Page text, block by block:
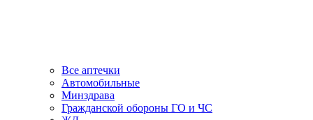
Все аптечки
Автомобильные
Минздрава
Гражданской обороны ГО и ЧС